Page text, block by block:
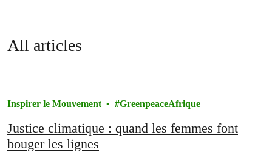
All articles
Inspirer le Mouvement GreenpeaceAfrique
Justice climatique : quand les femmes font
bouger les lignes